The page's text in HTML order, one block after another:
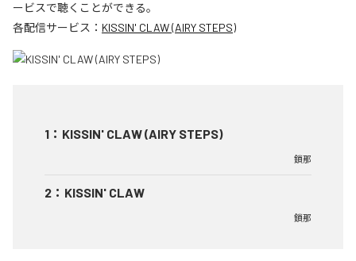
ービスで聴くことができる。
各配信サービス： KISSIN' CLAW (AIRY STEPS)
1 ： KISSIN' CLAW (AIRY STEPS)
鎖那
2 ： KISSIN' CLAW
鎖那